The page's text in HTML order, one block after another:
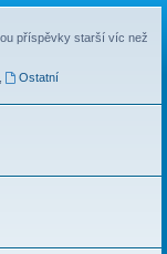
příspěvky starší víc než
Ostatní